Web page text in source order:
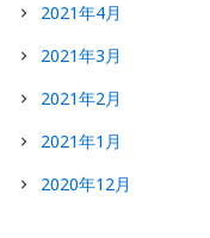
2021年4月
2021年3月
2021年2月
2021年1月
2020年12月